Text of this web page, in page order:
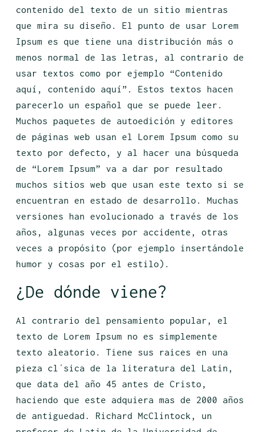
contenido del texto de un sitio mientras
que mira su diseño. El punto de usar Lorem
Ipsum es que tiene una distribución más o
menos normal de las letras, al contrario de
usar textos como por ejemplo “Contenido
aquí, contenido aquí”. Estos textos hacen
parecerlo un español que se puede leer.
Muchos paquetes de autoedición y editores
de páginas web usan el Lorem Ipsum como su
texto por defecto, y al hacer una búsqueda
de “Lorem Ipsum” va a dar por resultado
muchos sitios web que usan este texto si se
encuentran en estado de desarrollo. Muchas
versiones han evolucionado a través de los
años, algunas veces por accidente, otras
veces a propósito (por ejemplo insertándole
humor y cosas por el estilo).
¿De dónde viene?
Al contrario del pensamiento popular, el
texto de Lorem Ipsum no es simplemente
texto aleatorio. Tiene sus raices en una
pieza cl´sica de la literatura del Latin,
que data del año 45 antes de Cristo,
haciendo que este adquiera mas de 2000 años
de antiguedad. Richard McClintock, un